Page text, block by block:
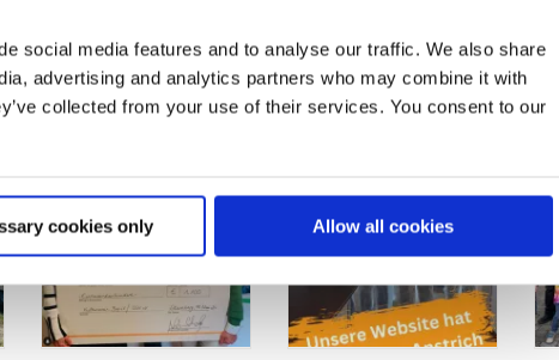
social media features and to analyse our traffic. We also share
advertising and analytics partners who may combine it with
collected from your use of their services. You consent to our
cookies only Allow all cookies
Familienauszeit auf Irmengardhof Einblicke in die Stiftungsprofessur